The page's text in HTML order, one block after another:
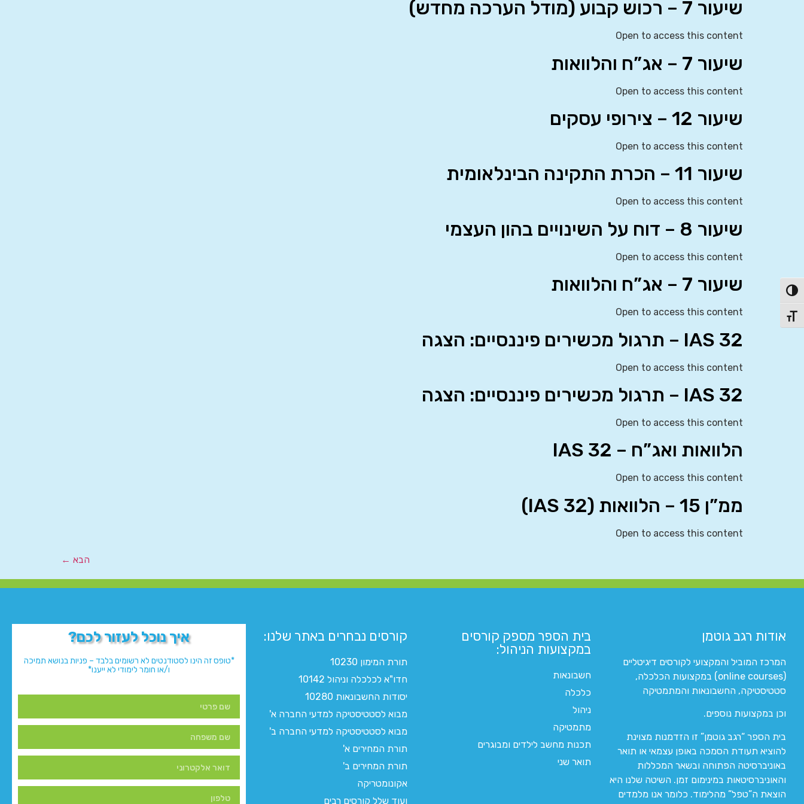
הפעל/כבה ניגודיות גבוהה
מתג גודל גופן
שיעור 7 – רכוש קבוע (מודל הערכה מחדש)
Open to access this content
שיעור 7 – אג”ח והלוואות
Open to access this content
שיעור 12 – צירופי עסקים
Open to access this content
שיעור 11 – הכרת התקינה הבינלאומית
Open to access this content
שיעור 8 – דוח על השינויים בהון העצמי
Open to access this content
שיעור 7 – אג”ח והלוואות
Open to access this content
IAS 32 – תרגול מכשירים פיננסיים: הצגה
Open to access this content
IAS 32 – תרגול מכשירים פיננסיים: הצגה
Open to access this content
הלוואות ואג”ח – IAS 32
Open to access this content
ממ”ן 15 – הלוואות (IAS 32)
Open to access this content
הבא ←
אודות רגב גוטמן
המרכז המוביל והמקצועי לקורסים דיגיטליים
(online courses) במקצועות הכלכלה,
סטטיסטיקה, החשבונאות והמתמטיקה
וכן במקצועות נוספים.
בית הספר “רגב גוטמן” זו הזדמנות מצוינת
להוציא תעודת הסמכה באופן עצמאי או תואר
באוניברסיטה הפתוחה ובשאר המכללות
והאוניברסיטאות במינימום זמן. השיטה שלנו היא
הוצאת ה”טפל” מהלימוד. כלומר אנו מלמדים
בית הספר מספק קורסים
במקצועות הניהול:
חשבונאות
כלכלה
ניהול
מתמטיקה
תכנות מחשב לילדים ומבוגרים
תואר שני
קורסים נבחרים באתר שלנו:​
תורת המימון 10230
חדו"א לכלכלה וניהול 10142
יסודות החשבונאות 10280
מבוא לסטטיסטיקה למדעי החברה א'
מבוא לסטטיסטיקה למדעי החברה ב'
תורת המחירים א'
תורת המחירים ב'
אקונומטריקה
ועוד שלל קורסים רבים
איך נוכל לעזור לכם?
*טופס זה הינו לסטודנטים לא רשומים בלבד – פניות בנושא תמיכה
ו/או חומר לימודי לא ייענו*